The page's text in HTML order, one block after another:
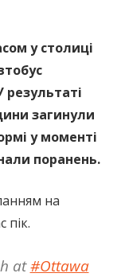
у столиці
загинули
у моменті
поранень.
на
пік.
at#Ottawa